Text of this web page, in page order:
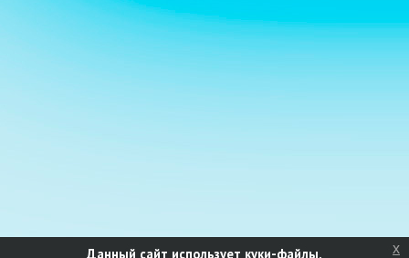
Данный сайт использует куки-файлы. x